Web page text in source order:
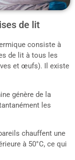
de lit
consiste à
de lit à tous les
et œufs). Il existe
génère de la
les
chauffent une
à 50°C, ce qui